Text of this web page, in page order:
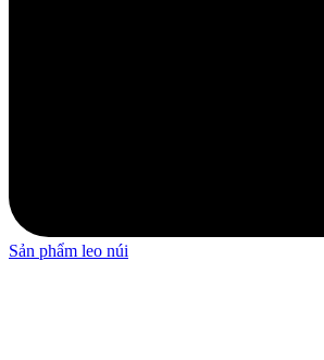
Sản phẩm leo núi